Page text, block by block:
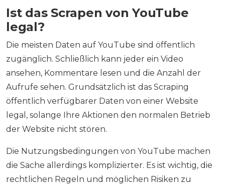
Ist das Scrapen von YouTube
legal?
Die meisten Daten auf YouTube sind öffentlich
zugänglich. Schließlich kann jeder ein Video
ansehen, Kommentare lesen und die Anzahl der
Aufrufe sehen. Grundsätzlich ist das Scraping
öffentlich verfügbarer Daten von einer Website
legal, solange Ihre Aktionen den normalen Betrieb
der Website nicht stören.
Die Nutzungsbedingungen von YouTube machen
die Sache allerdings komplizierter. Es ist wichtig, die
rechtlichen Regeln und möglichen Risiken zu